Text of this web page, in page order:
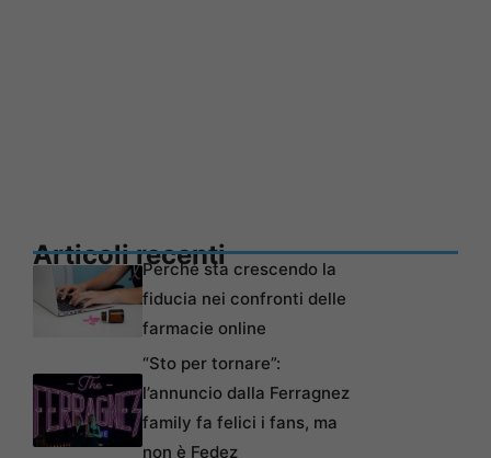
Articoli recentiPerché sta crescendo la
fiducia nei confronti delle
farmacie online
“Sto per tornare”:
l’annuncio dalla Ferragnez
family fa felici i fans, ma
non è Fedez